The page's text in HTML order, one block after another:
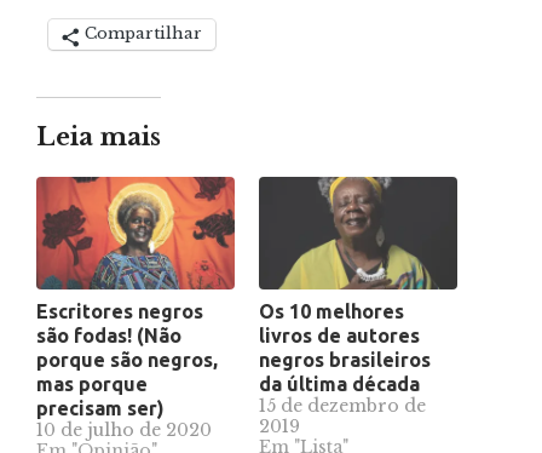
Compartilhar
Leia mais
Escritores negros
são fodas! (Não
porque são negros,
mas porque
precisam ser)
10 de julho de 2020
Os 10 melhores
livros de autores
negros brasileiros
da última década
15 de dezembro de
2019
Em "Lista"